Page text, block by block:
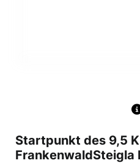
Startpunkt des 9,5
FrankenwaldSteigla